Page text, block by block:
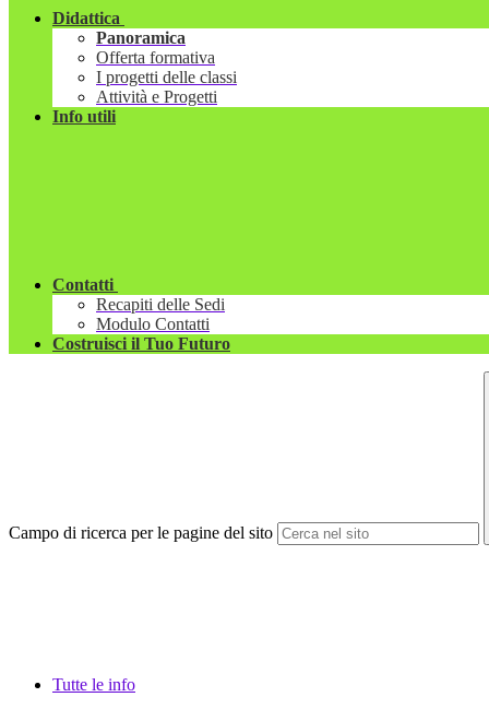
Didattica
Panoramica
Offerta formativa
I progetti delle classi
Attività e Progetti
Info utili
Contatti
Recapiti delle Sedi
Modulo Contatti
Costruisci il Tuo Futuro
Campo di ricerca per le pagine del sito
Tutte le info